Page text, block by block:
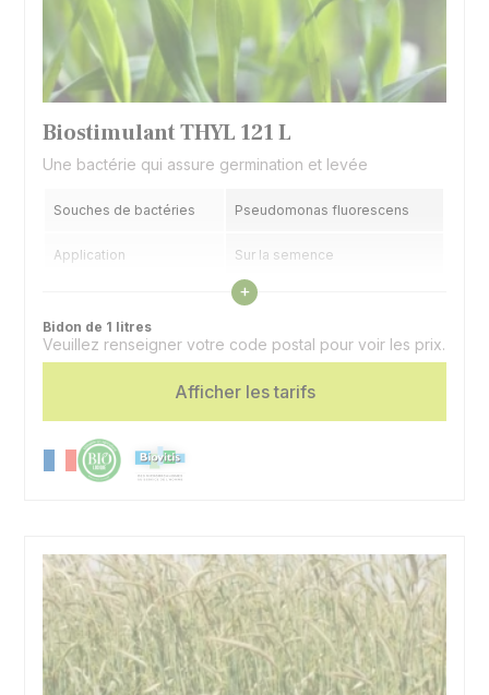
Biostimulant THYL 121 L
Une bactérie qui assure germination et levée
Souches de bactéries Pseudomonas fluorescens
Application Sur la semence
Liquide
Voir les caractéristiques
+
Bidon de 1 litres
Veuillez renseigner votre code postal pour voir les prix.
Afficher les tarifs